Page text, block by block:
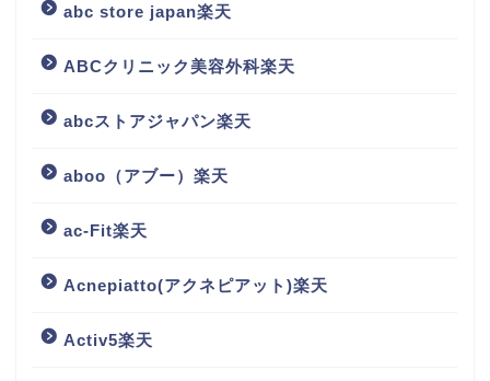
abc store japan楽天
ABCクリニック美容外科楽天
abcストアジャパン楽天
aboo（アブー）楽天
ac-Fit楽天
Acnepiatto(アクネピアット)楽天
Activ5楽天